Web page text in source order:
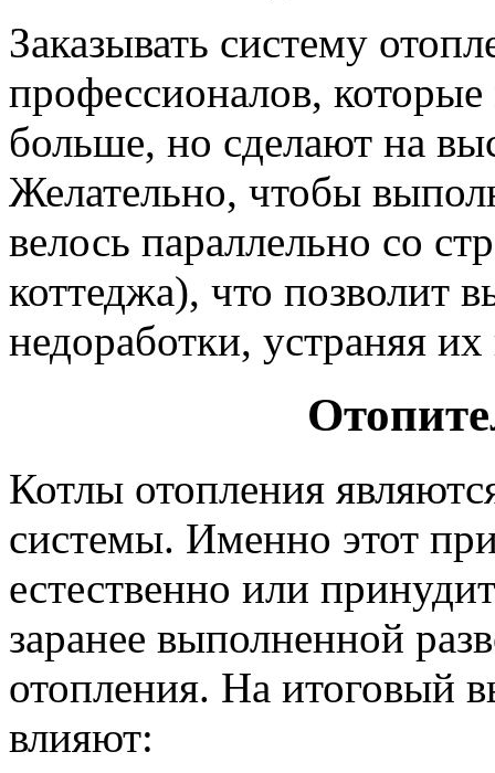
Заказывать систему
профессионалов,
больше, но сделают на
Желательно, чтобы
велось параллельно со
коттеджа), что позволит
недоработки, устраняя
Котлы отопления
системы. Именно этот
естественно или
заранее выполненной
отопления. На итоговый
влияют: